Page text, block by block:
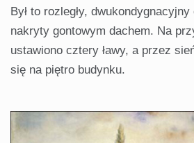
Był to rozległy,
nakryty gontowym dachem. Na
ustawiono cztery ławy, a przez
się na piętro budynku.